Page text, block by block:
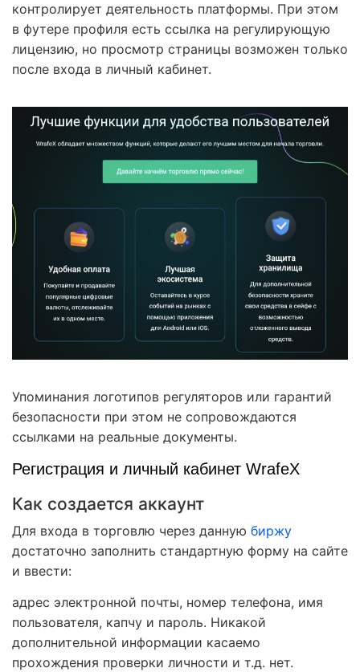
контролирует деятельность платформы. При этом
в футере профиля есть ссылка на регулирующую
лицензию, но просмотр страницы возможен только
после входа в личный кабинет.
Упоминания логотипов регуляторов или гарантий
безопасности при этом не сопровождаются
ссылками на реальные документы.
Регистрация и личный кабинет WrafeX
Как создается аккаунт
Для входа в торговлю через данную биржу
достаточно заполнить стандартную форму на сайте
и ввести:
адрес электронной почты, номер телефона, имя
пользователя, капчу и пароль. Никакой
дополнительной информации касаемо
прохождения проверки личности и т.д. нет.